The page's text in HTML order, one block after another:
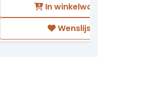
In winkelwagen
Wenslijst